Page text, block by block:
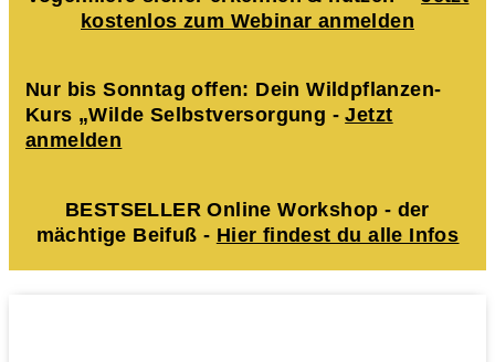
kostenlos zum Webinar anmelden
Nur bis Sonntag offen: Dein Wildpflanzen-
Kurs „Wilde Selbstversorgung -Jetzt
anmelden
BESTSELLER Online Workshop - der
mächtige Beifuß - Hier findest du alle Infos